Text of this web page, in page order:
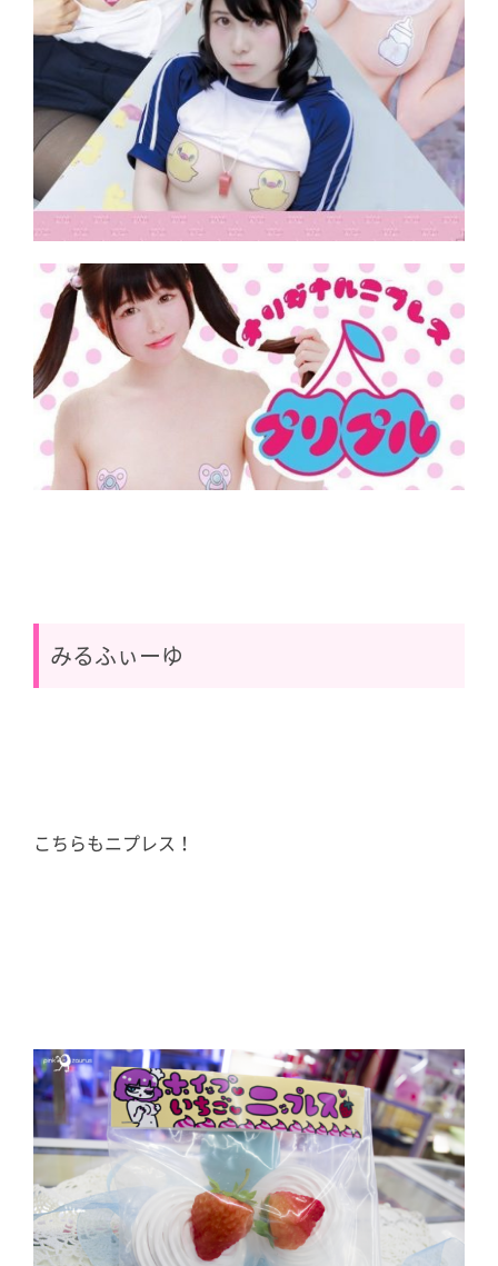
みるふぃーゆ
こちらもニプレス！